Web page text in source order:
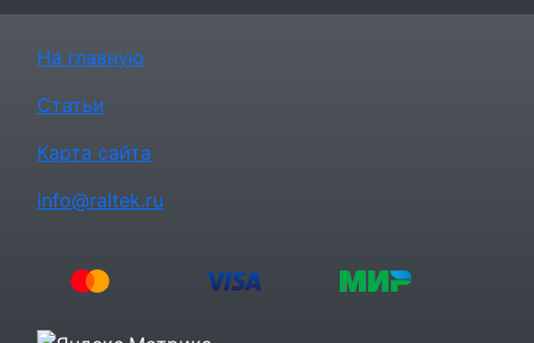
На главную
Статьи
Карта сайта
info@raltek.ru